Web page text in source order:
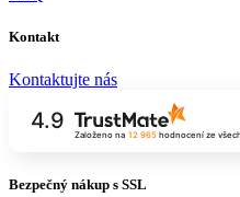
Kontakt
Kontaktujte nás
4.9
Založeno na 12 965hodnocení ze
Bezpečný nákup s SSL